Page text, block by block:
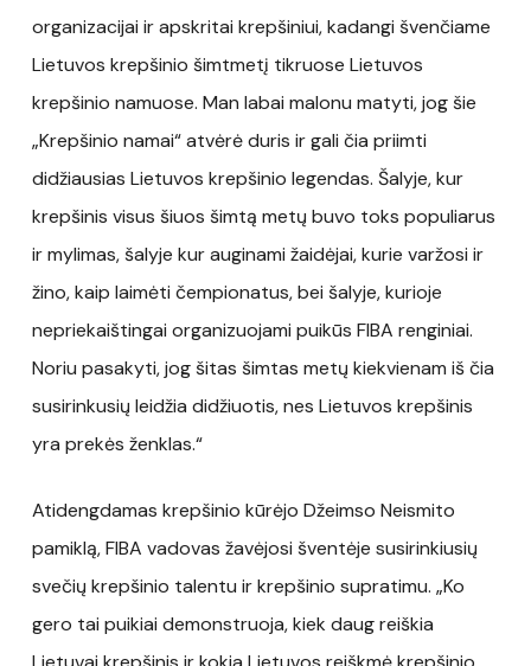
organizacijai ir apskritai krepšiniui, kadangi švenčiame
Lietuvos krepšinio šimtmetį tikruose Lietuvos
krepšinio namuose. Man labai malonu matyti, jog šie
„Krepšinio namai“ atvėrė duris ir gali čia priimti
didžiausias Lietuvos krepšinio legendas. Šalyje, kur
krepšinis visus šiuos šimtą metų buvo toks populiarus
ir mylimas, šalyje kur auginami žaidėjai, kurie varžosi ir
žino, kaip laimėti čempionatus, bei šalyje, kurioje
nepriekaištingai organizuojami puikūs FIBA renginiai.
Noriu pasakyti, jog šitas šimtas metų kiekvienam iš čia
susirinkusių leidžia didžiuotis, nes Lietuvos krepšinis
yra prekės ženklas.“
Atidengdamas krepšinio kūrėjo Džeimso Neismito
pamiklą, FIBA vadovas žavėjosi šventėje susirinkiusių
svečių krepšinio talentu ir krepšinio supratimu. „Ko
gero tai puikiai demonstruoja, kiek daug reiškia